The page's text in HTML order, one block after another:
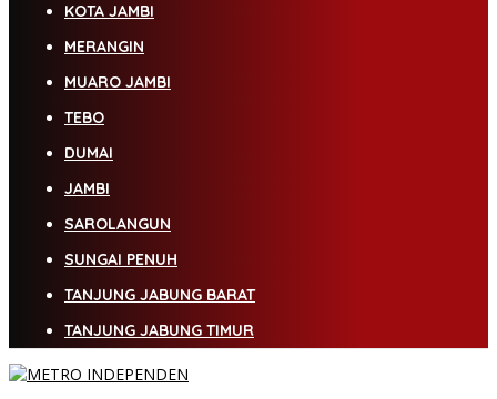
KOTA JAMBI
MERANGIN
MUARO JAMBI
TEBO
DUMAI
JAMBI
SAROLANGUN
SUNGAI PENUH
TANJUNG JABUNG BARAT
TANJUNG JABUNG TIMUR